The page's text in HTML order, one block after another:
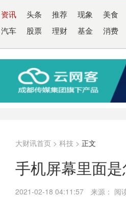
资讯 头条 推荐 现象 美食
汽车 股票 理财 基金 消费
大财讯首页 > 科技 > 正文
手机屏幕里面
2021-02-18 04:11:57 来源： 阅